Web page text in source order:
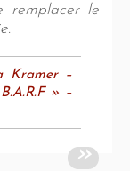
remplacer le
Kramer –
» –